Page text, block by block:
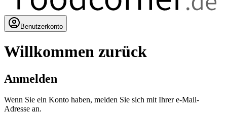
Benutzerkonto
Willkommen zurück
Anmelden
Wenn Sie ein Konto haben, melden Sie sich mit Ihrer e-Mail-
Adresse an.